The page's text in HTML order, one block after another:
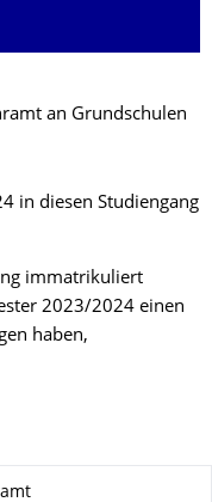
an Grundschulen
in diesen Studiengang
immatrikuliert
2023/2024 einen
haben,